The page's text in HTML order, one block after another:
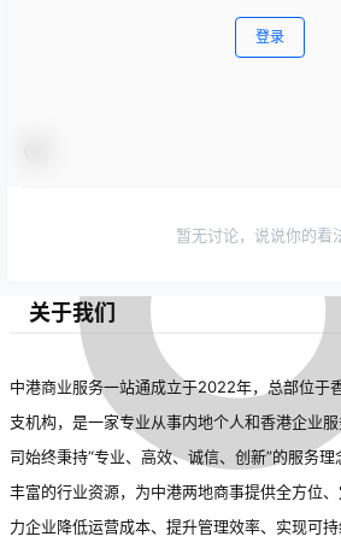
登录
暂无讨论，说说你的看
关于我们
中港商业服务一站通成立于2022年，总部位于
支机构，是一家专业从事内地个人和香港企业
司始终秉持“专业、高效、诚信、创新”的服务
丰富的行业资源，为中港两地商事提供全方位
力企业降低运营成本、提升管理效率、实现可持